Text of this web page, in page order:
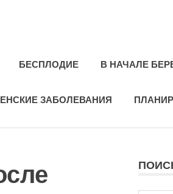
БЕСПЛОДИЕ В НАЧАЛЕ
ЗАБОЛЕВАНИЯ